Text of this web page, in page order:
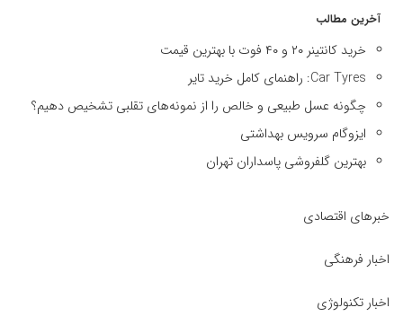
آخرین مطالب
خرید کانتینر ۲۰ و ۴۰ فوت با بهترین قیمت
Car Tyres: راهنمای کامل خرید تایر
چگونه عسل طبیعی و خالص را از نمونه‌های تقلبی تشخیص دهیم؟
ایزوگام سرویس بهداشتی
بهترین گلفروشی پاسداران تهران
خبرهای اقتصادی
اخبار فرهنگی
اخبار تکنولوژی